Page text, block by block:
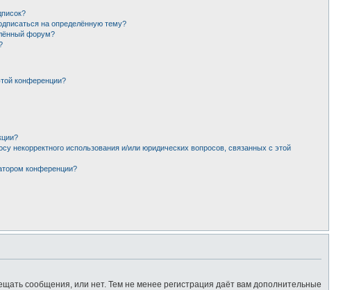
на определённую тему?
форум?
конференции?
некорректного использования и/или юридических вопросов, связанных с этой
конференции?
сообщения, или нет. Тем не менее регистрация даёт вам дополнительные